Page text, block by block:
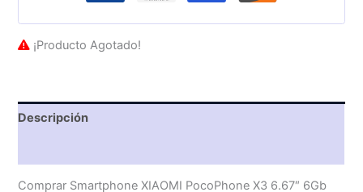
¡Producto Agotado!
Descripción
Comprar Smartphone XIAOMI PocoPhone X3 6.67″ 6Gb